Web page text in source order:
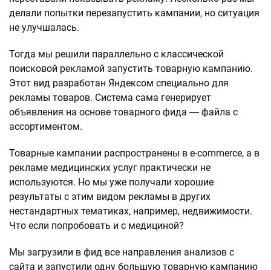
делали попытки перезапустить кампании, но ситуация
не улучшалась.
Тогда мы решили параллельно с классической
поисковой рекламой запустить товарную кампанию.
Этот вид разработан Яндексом специально для
рекламы товаров. Система сама генерирует
объявления на основе товарного фида ― файла с
ассортиментом.
Товарные кампании распространены в e-commerce, а в
рекламе медицинских услуг практически не
используются. Но мы уже получали хорошие
результаты с этим видом рекламы в других
нестандартных тематиках, например, недвижимости.
Что если попробовать и с медициной?
Мы загрузили в фид все направления анализов с
сайта и запустили одну большую товарную кампанию